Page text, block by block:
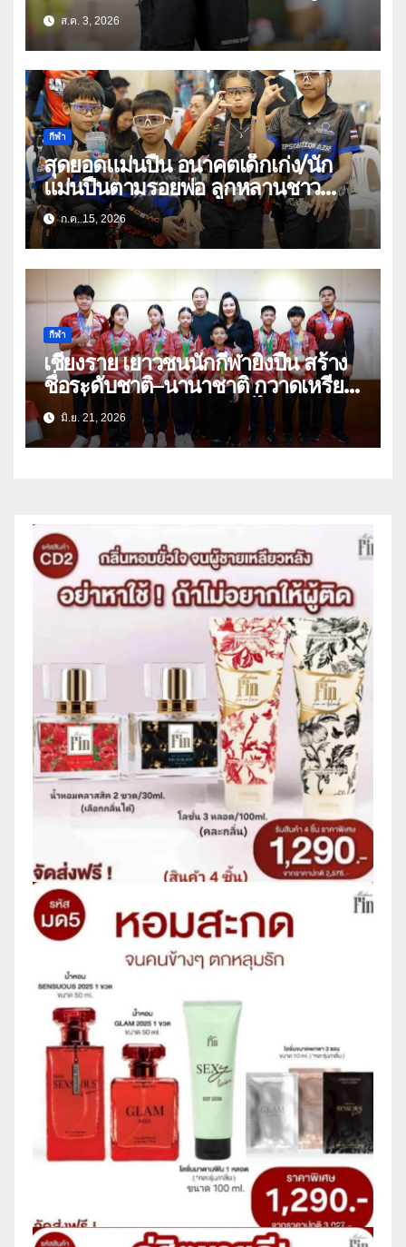
อัดลมเบาเชียงราย คว้าหลายรางวัล
ในศึก THPSA IPSC Action Air
Level 3
ส.ค. 3, 2026
กีฬา
สุดยอดแม่นปืน อนาคตเด็กเก่ง/นัก
แม่นปืนตามรอยพ่อ ลูกหลานชาว
เชียงรายแท้
ก.ค. 15, 2026
กีฬา
เชียงราย เยาวชนนักกีฬายิงปืน สร้าง
ชื่อระดับชาติ–นานาชาติ กวาดเหรียญ
ต่อเนื่อง พร้อมติดทีมชาติไทยลุยเวที
โลก
มิ.ย. 21, 2026